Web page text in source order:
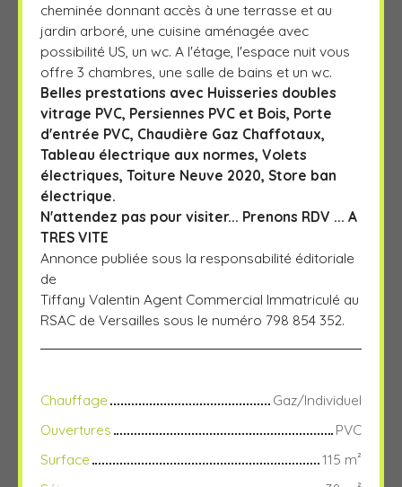
cheminée donnant accès à une terrasse et au
jardin arboré, une cuisine aménagée avec
possibilité US, un wc. A l'étage, l'espace nuit vous
offre 3 chambres, une salle de bains et un wc.
Belles prestations avec Huisseries doubles
vitrage PVC, Persiennes PVC et Bois, Porte
d'entrée PVC, Chaudière Gaz Chaffotaux,
Tableau électrique aux normes, Volets
électriques, Toiture Neuve 2020, Store ban
électrique.
N'attendez pas pour visiter... Prenons RDV ... A
TRES VITE
Annonce publiée sous la responsabilité éditoriale
de
Tiffany Valentin Agent Commercial Immatriculé au
RSAC de Versailles sous le numéro 798 854 352.
Chauffage
Gaz/Individuel
Ouvertures
PVC
Surface
115 m²